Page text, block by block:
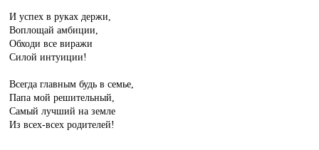
И успех в руках держи,
Воплощай амбиции,
Обходи все виражи
Силой интуиции!
Всегда главным будь в семье,
Папа мой решительный,
Самый лучший на земле
Из всех-всех родителей!